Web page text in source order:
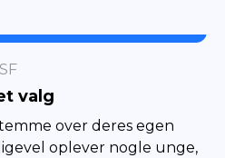
valg
over deres egen
oplever nogle unge,